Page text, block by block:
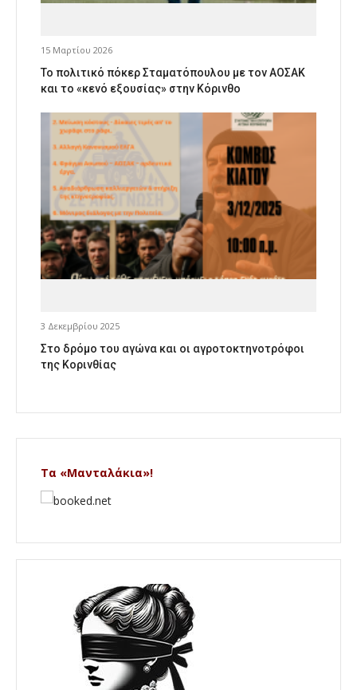
15 Μαρτίου 2026
Το πολιτικό πόκερ Σταματόπουλου με τον ΑΟΣΑΚ
και το «κενό εξουσίας» στην Κόρινθο
3 Δεκεμβρίου 2025
Στο δρόμο του αγώνα και οι αγροτοκτηνοτρόφοι
της Κορινθίας
Τα «Μανταλάκια»!